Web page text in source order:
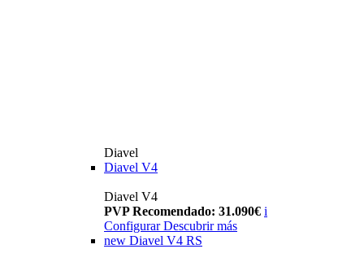
Diavel
Diavel V4
Diavel V4
PVP Recomendado: 31.090€ i
Configurar Descubrir más
new Diavel V4 RS